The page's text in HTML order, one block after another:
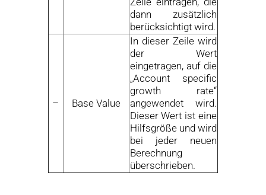
dann zusätzlich
berücksichtigt wird.
– Base Value
In dieser Zeile wird
der Wert
eingetragen, auf die
„Account specific
growth rate“
angewendet wird.
Dieser Wert ist eine
Hilfsgröße und wird
bei jeder neuen
Berechnung
überschrieben.